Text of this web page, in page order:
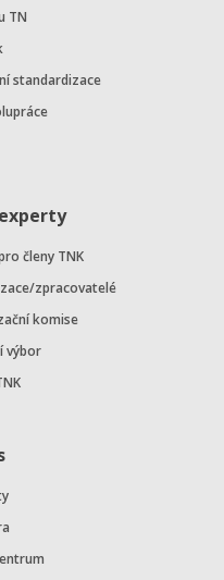
TN
standardizace
členy TNK
zpracovatelé
komise
výbor